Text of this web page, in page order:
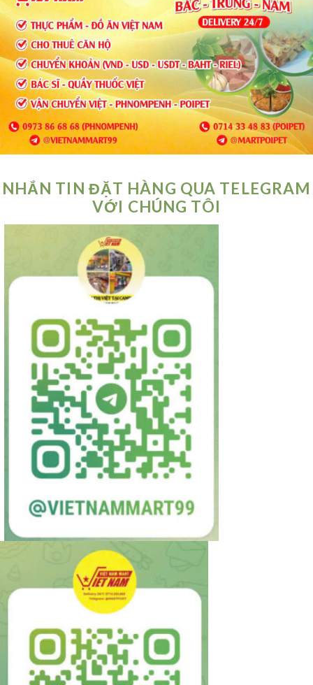
NHẮN TIN ĐẶT HÀNG QUA TELEGRAM
VỚI CHÚNG TÔI